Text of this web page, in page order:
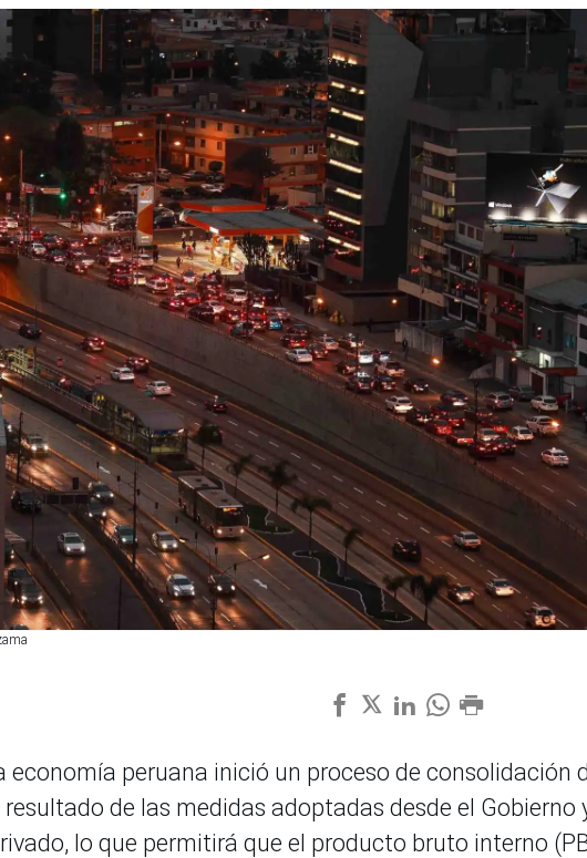
economía peruana inició un proceso de consolidación
de las medidas adoptadas desde el Gobierno
lo que permitirá que el producto bruto interno